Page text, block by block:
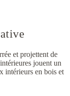
et projettent de
jouent un
intérieurs en bois et